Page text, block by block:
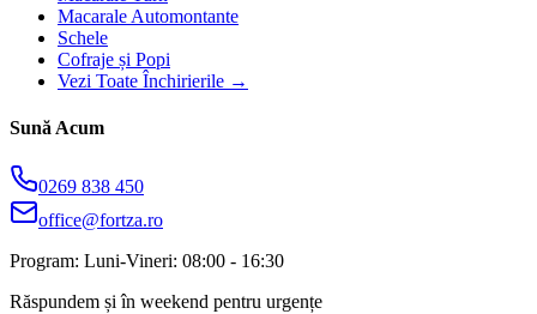
Macarale Automontante
Schele
Cofraje și Popi
Vezi Toate Închirierile →
Sună Acum
0269 838 450
office@fortza.ro
Program: Luni-Vineri: 08:00 - 16:30
Răspundem și în weekend pentru urgențe